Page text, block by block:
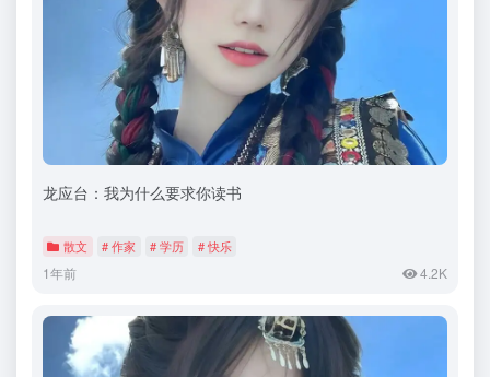
龙应台：我为什么要求你读书
散文 # 作家 # 学历 # 快乐
1年前 4.2K